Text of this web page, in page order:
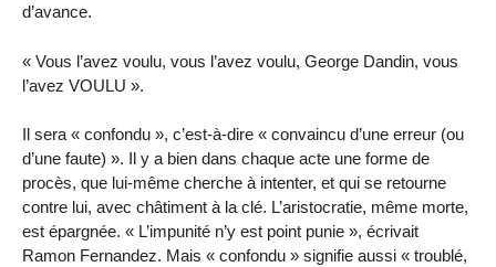
d’avance.
« Vous l’avez voulu, vous l’avez voulu, George Dandin, vous
l’avez VOULU ».
Il sera « confondu », c’est-à-dire « convaincu d’une erreur (ou
d’une faute) ». Il y a bien dans chaque acte une forme de
procès, que lui-même cherche à intenter, et qui se retourne
contre lui, avec châtiment à la clé. L’aristocratie, même morte,
est épargnée. « L’impunité n’y est point punie », écrivait
Ramon Fernandez. Mais « confondu » signifie aussi « troublé,